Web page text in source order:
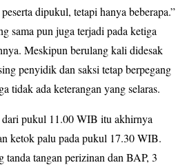
dipukul, tetapi hanya beberapa.”
sama pun juga terjadi pada ketiga
Meskipun berulang kali didesak
penyidik dan saksi tetap berpegang
tidak ada keterangan yang selaras.
pukul 11.00 WIB itu akhirnya
ketok palu pada pukul 17.30 WIB.
tanda tangan perizinan dan BAP, 3